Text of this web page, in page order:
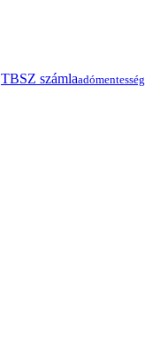
TBSZ számlaadómentesség